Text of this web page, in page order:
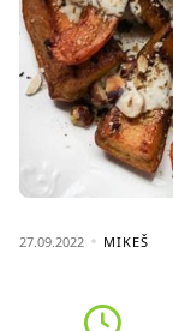
27.09.2022 MIKEŠ